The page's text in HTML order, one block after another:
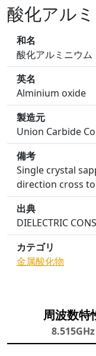
酸化アル
和名
酸化アルミニウム
英名
Alminium oxide
製造元
Union Carbide
備考
Single crystal
direction cross
出典
DIELECTRIC
カテゴリ
金属酸化物
周波数特
8.515GHz